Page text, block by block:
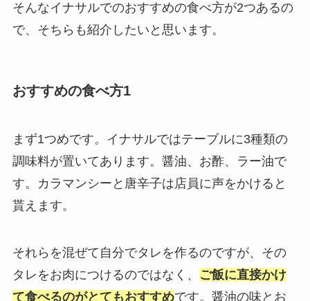
そんなイナサルでのおすすめの食べ方が2つあるの
で、そちらも紹介したいと思います。
おすすめの食べ方1
まず1つめです。イナサルではテーブルに3種類の
調味料が置いてあります。醤油、お酢、ラー油で
す。カラマンシーと唐辛子は店員に声をかけると
貰えます。
それらを混ぜて自分でタレを作るのですが、その
タレをお肉につけるのではなく、
ご飯に直接かけ
て食べるのがとてもおすすめです。醤油の味とお